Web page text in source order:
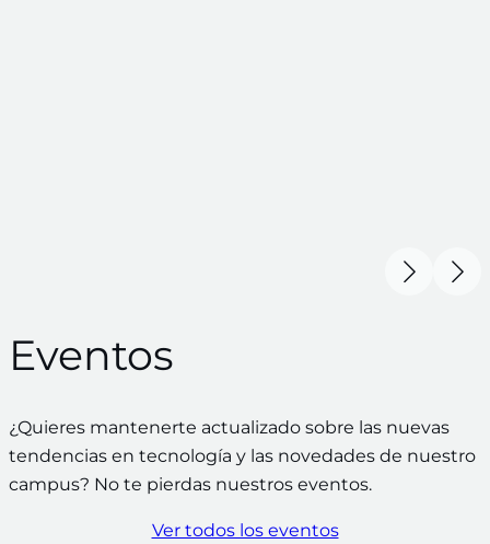
Eventos
¿Quieres mantenerte actualizado sobre las nuevas
tendencias en tecnología y las novedades de nuestro
campus? No te pierdas nuestros eventos.
Ver todos los eventos